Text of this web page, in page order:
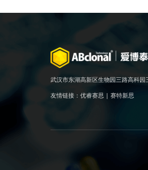
武汉市东湖高新区生物园三路高科
友情链接： 优睿赛思 | 赛特新思